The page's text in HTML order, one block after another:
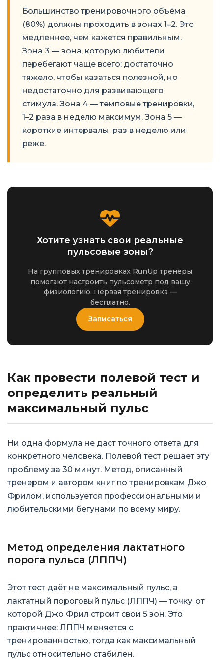
Большинство тренировочного объёма
(80%) должны проходить в зонах 1–2. Это
медленнее, чем кажется правильным.
Зона 3 — зона, которую любители
перебегают чаще всего: достаточно
тяжело, чтобы казаться полезной, но
недостаточно для развивающего
стимула. Зона 4 — темповые тренировки,
1–2 раза в неделю максимум. Зона 5 —
короткие интервалы, раз в неделю или
реже.
Хотите узнать свои реальные
пульсовые зоны?
На групповых тренировках RunUp тренеры
помогают настроить пульсометр под вашу
физиологию. Первая тренировка —
бесплатно.
Записаться
Как провести полевой тест и
определить реальный
максимальный пульс
Ни одна формула не даст точного ответа для
конкретного человека. Полевой тест решает эту
проблему за 30 минут. Метод, описанный
тренером и автором книг по тренировкам Джо
Фрилом, используется профессиональными и
любительскими бегунами по всему миру.
Метод определения лактатного
порога пульса (ЛППЧ)
Этот тест даёт не максимальный пульс, а
лактатный пороговый пульс (ЛППЧ) — точку, от
которой Джо Фрил строит свои 5 зон. Это
практичнее: ЛППЧ меняется с
тренированностью, тогда как максимальный
пульс относительно стабилен.